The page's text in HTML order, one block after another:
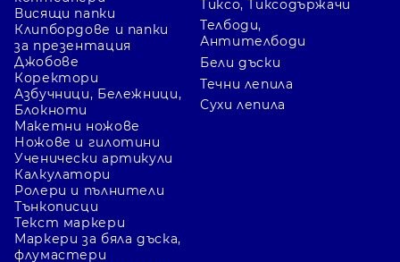
Висящи папки
Клипбордове и папки
за презентация
Джобове
Коректори
Азбучници, Бележници,
Блокноти
Тиксо, Тиксодържачи
Телбоди,
Антителбоди
Бели дъски
Течни лепила
Сухи лепила
Макетни ножове
Ножове и гилотини
Ученически артикули
Калкулатори
Ролери и пълнители
Тънкописци
Текст маркери
Маркери за бяла дъска,
флумастери